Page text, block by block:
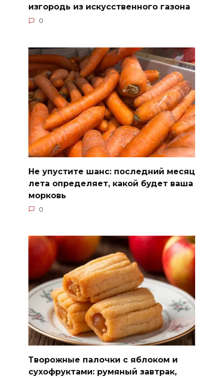
изгородь из искусственного газона
0
Не упустите шанс: последний месяц
лета определяет, какой будет ваша
морковь
0
Творожные палочки с яблоком и
сухофруктами: румяный завтрак,